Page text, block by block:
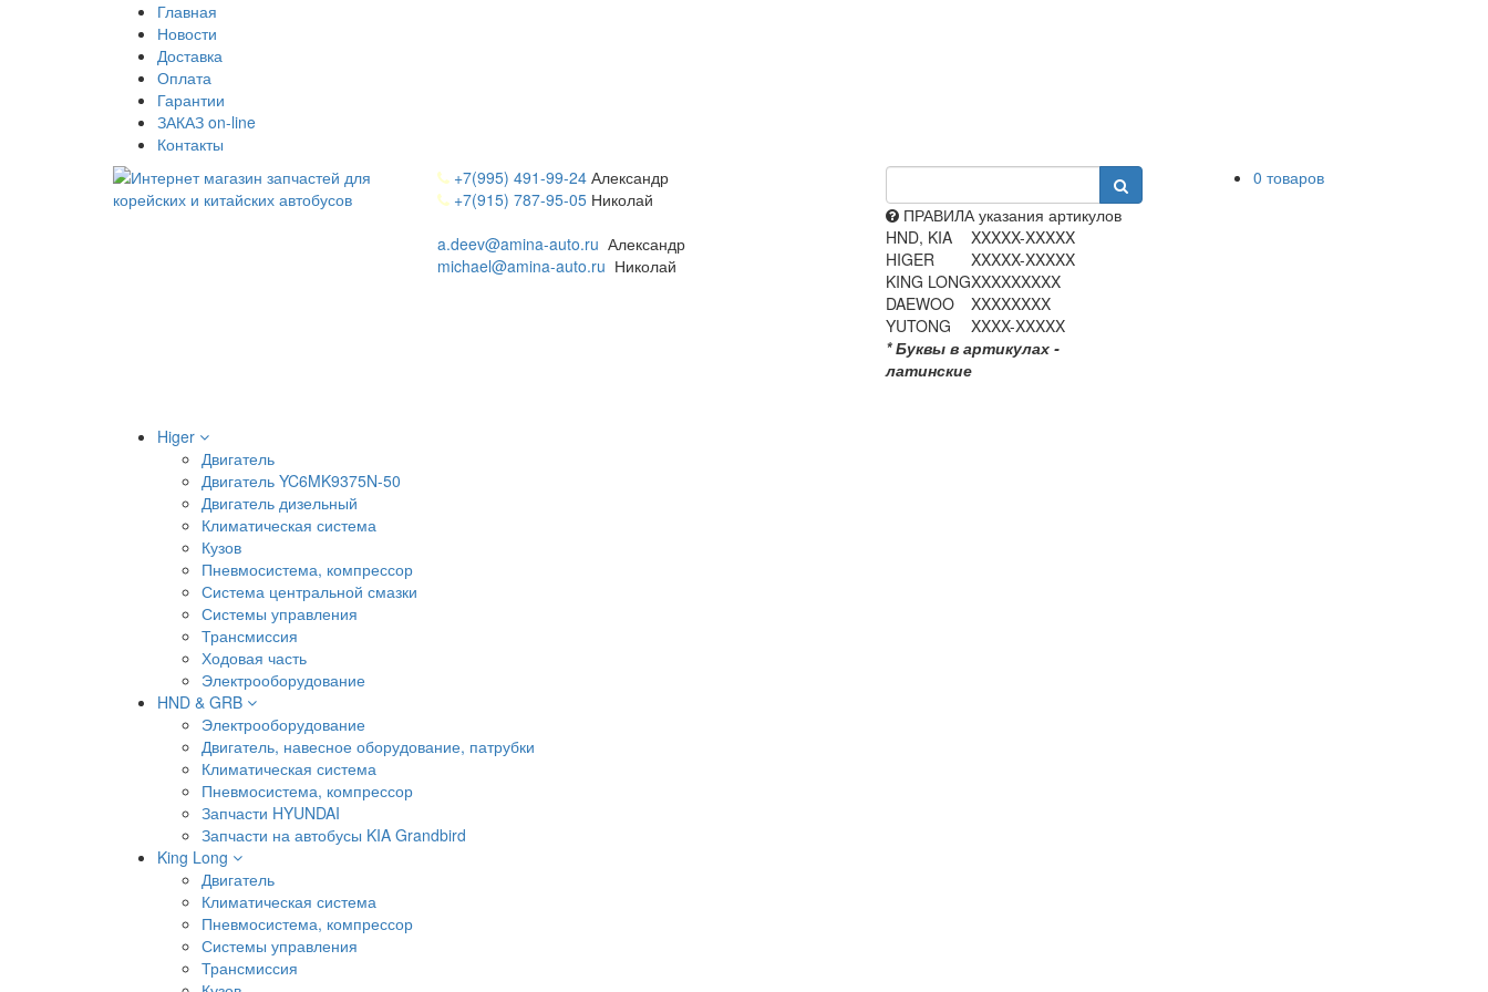
Главная
Новости
Доставка
Оплата
Гарантии
ЗАКАЗ on-line
Контакты
+7(995) 491-99-24Александр
+7(915) 787-95-05Николай
a.deev@amina-auto.ru Александр
michael@amina-auto.ru Николай
ПРАВИЛА указания артикулов
HND, KIA
XXXXX-XXXXX
HIGER
XXXXX-XXXXX
KING LONGXXXXXXXXX
DAEWOO
XXXXXXXX
YUTONG
XXXX-XXXXX
* Буквы в артикулах -
латинские
0 товаров
Higer
Двигатель
Двигатель YC6MK9375N-50
Двигатель дизельный
Климатическая система
Кузов
Пневмосистема, компрессор
Система центральной смазки
Системы управления
Трансмиссия
Ходовая часть
Электрооборудование
HND & GRB
Электрооборудование
Двигатель, навесное оборудование, патрубки
Климатическая система
Пневмосистема, компрессор
Запчасти HYUNDAI
Запчасти на автобусы KIA Grandbird
King Long
Двигатель
Климатическая система
Пневмосистема, компрессор
Системы управления
Трансмиссия